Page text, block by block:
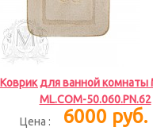
Коврик для ванной комнаты
ML.COM-50.060.PN.62
Цена :
6000 руб.